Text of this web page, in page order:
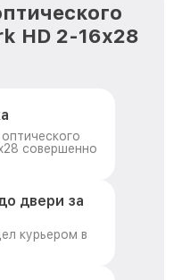
HD 2-16x28
совершенно
двери за
курьером в